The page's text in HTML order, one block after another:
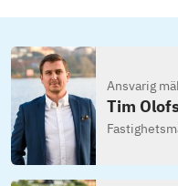
Ansvarig
Tim